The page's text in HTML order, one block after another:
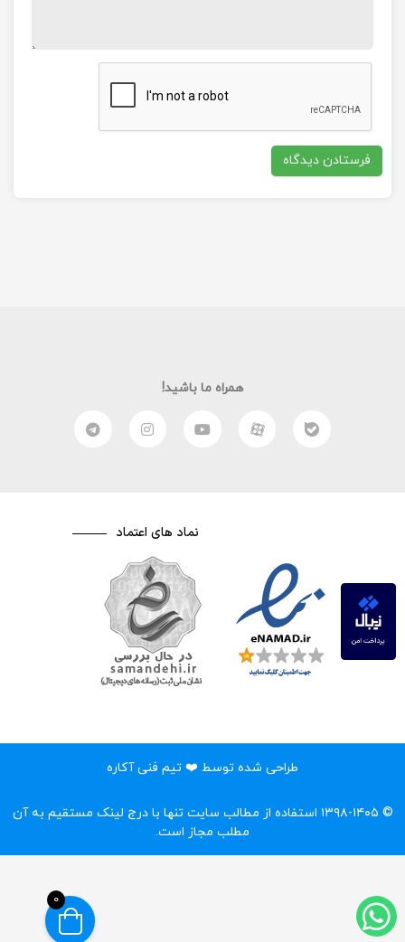
همراه ما باشید!
نماد های اعتماد
طراحی شده توسط ❤️ تیم فنی آکاره
© ۱۳۹۸-۱۴۰۵ استفاده از مطالب سایت تنها با درج لینک مستقیم به آن
مطلب مجاز است.‌
0